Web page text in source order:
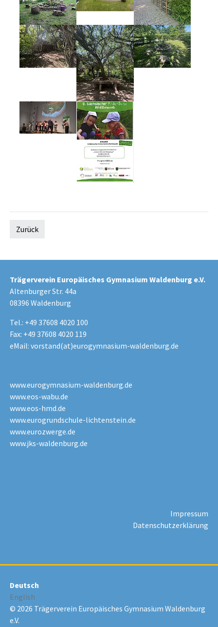
Zurück
Trägerverein Europäisches Gymnasium Waldenburg e.V.
Altenburger Str. 44a
08396 Waldenburg
Tel.: +49 37608 4020 100
Fax: +49 37608 4020 119
eMail: vorstand(at)eurogymnasium-waldenburg.de
www.eurogymnasium-waldenburg.de
www.eos-wabu.de
www.eos-hmd.de
www.eurogrundschule-lichtenstein.de
www.eurozwerge.de
www.jks-waldenburg.de
Impressum
Datenschutzerklärung
Deutsch
English
© 2026 Trägerverein Europäisches Gymnasium Waldenburg
e.V.